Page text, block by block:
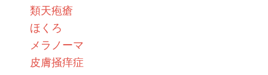
類天疱瘡
ほくろ
メラノーマ
皮膚掻痒症